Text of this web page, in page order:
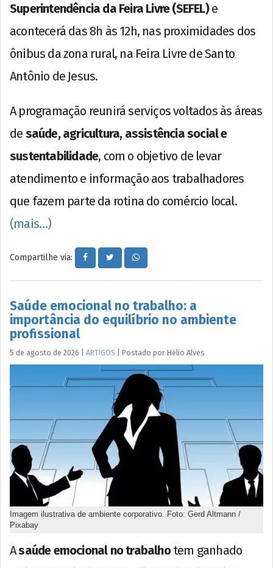
Superintendência da Feira Livre (SEFEL)e
acontecerá das 8h às 12h, nas proximidades dos
ônibus da zona rural, na Feira Livre de Santo
Antônio de Jesus.
A programação reunirá serviços voltados às áreas
de saúde, agricultura, assistência social e
sustentabilidade, com o objetivo de levar
atendimento e informação aos trabalhadores
que fazem parte da rotina do comércio local.
(mais…)
Compartilhe via:
Saúde emocional no trabalho: a
importância do equilíbrio no ambiente
profissional
5 de agosto de 2026 ARTIGOS Postado por Hélio Alves
Imagem ilustrativa de ambiente corporativo. Foto: Gerd Altmann /
Pixabay
Asaúde emocional no trabalhotem ganhado